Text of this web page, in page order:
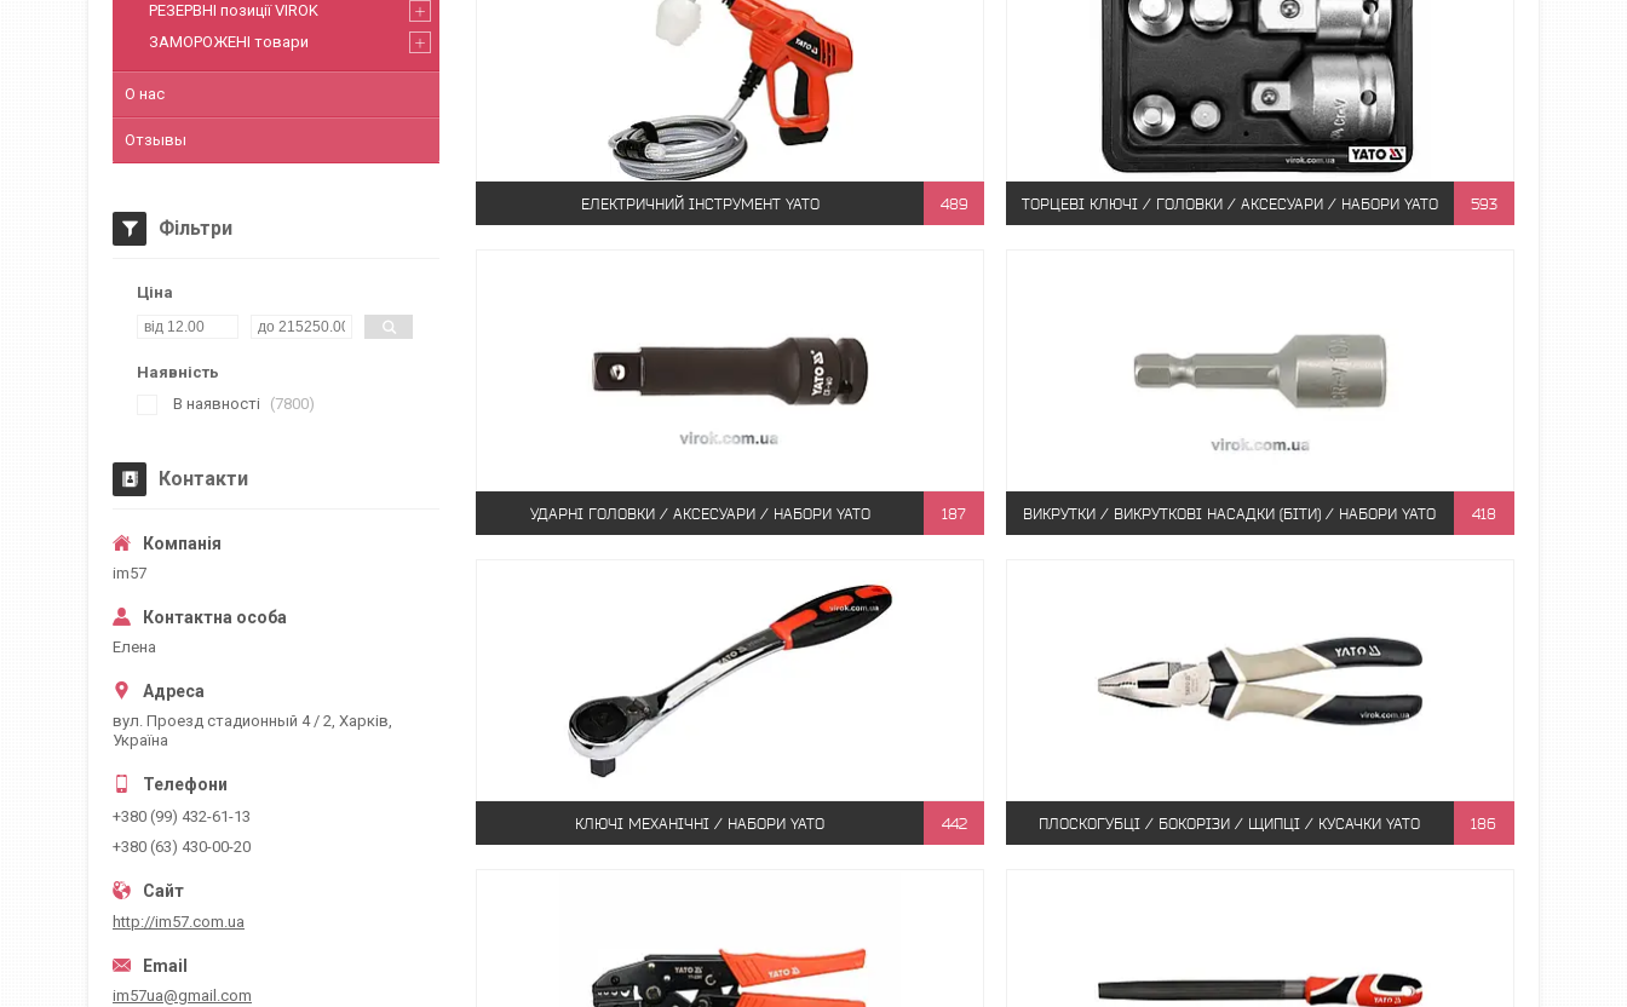
ЕЛЕКТРИЧНИЙ ІНСТРУМЕНТ YATO 489 ТОРЦЕВІ КЛЮЧІ / ГОЛОВКИ / АКСЕСУАРИ / НАБОРИ YATO 593
УДАРНІ ГОЛОВКИ / АКСЕСУАРИ / НАБОРИ YATO 187 ВИКРУТКИ / ВИКРУТКОВІ НАСАДКИ (БІТИ) / НАБОРИ YATO 418
КЛЮЧІ МЕХАНІЧНІ / НАБОРИ YATO 442 ПЛОСКОГУБЦІ / БОКОРІЗИ / ЩИПЦІ / КУСАЧКИ YATO 186
РЕЗЕРВНІ позиції VIROK
ЗАМОРОЖЕНІ товари
О нас
Отзывы
Фільтри
Ціна
Наявність
В наявності
7800
Контакти
im57
Елена
вул. Проезд стадионный 4 / 2, Харків,
Україна
+380 (99) 432-61-13
+380 (63) 430-00-20
http://im57.com.ua
im57ua@gmail.com